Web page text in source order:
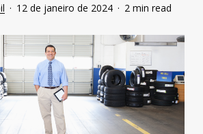
12 de janeiro de 2024 2 min read